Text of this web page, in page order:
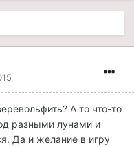
А то что-то
разными лунами и
Да и желание в игру